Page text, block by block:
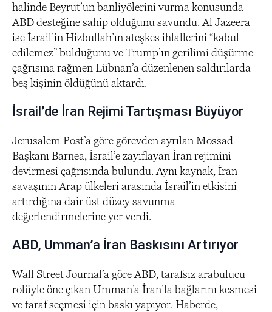
halinde Beyrut’un banliyölerini vurma konusunda
ABD desteğine sahip olduğunu savundu. Al Jazeera
ise İsrail’in Hizbullah’ın ateşkes ihlallerini “kabul
edilemez” bulduğunu ve Trump’ın gerilimi düşürme
çağrısına rağmen Lübnan’a düzenlenen saldırılarda
beş kişinin öldüğünü aktardı.
İsrail’de İran Rejimi Tartışması Büyüyor
Jerusalem Post’a göre görevden ayrılan Mossad
Başkanı Barnea, İsrail’e zayıflayan İran rejimini
devirmesi çağrısında bulundu. Aynı kaynak, İran
savaşının Arap ülkeleri arasında İsrail’in etkisini
artırdığına dair üst düzey savunma
değerlendirmelerine yer verdi.
ABD, Umman’a İran Baskısını Artırıyor
Wall Street Journal’a göre ABD, tarafsız arabulucu
rolüyle öne çıkan Umman’a İran’la bağlarını kesmesi
ve taraf seçmesi için baskı yapıyor. Haberde,